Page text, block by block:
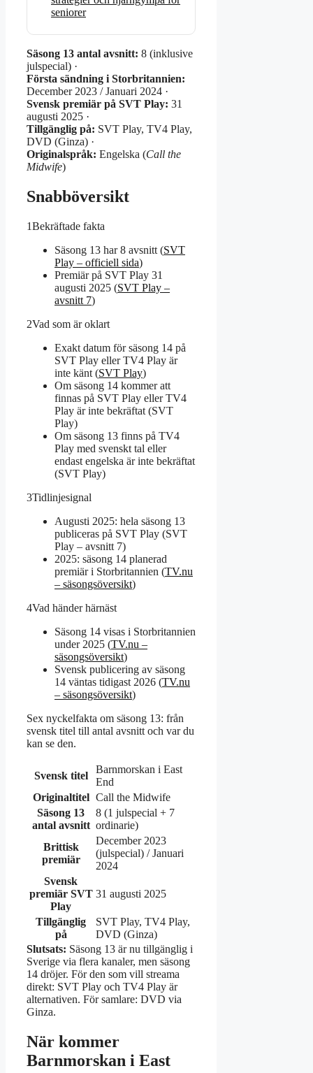
seniorer
Säsong 13 antal avsnitt: 8 (inklusive
julspecial) ·
Första sändning i Storbritannien:
December 2023 / Januari 2024 ·
Svensk premiär på SVT Play: 31
augusti 2025 ·
Tillgänglig på: SVT Play, TV4 Play,
DVD (Ginza) ·
Originalspråk: Engelska (Call the
Midwife)
Snabböversikt
1Bekräftade fakta
Säsong 13 har 8 avsnitt (SVT
Play – officiell sida)
Premiär på SVT Play 31
augusti 2025 (SVT Play –
avsnitt 7)
2Vad som är oklart
Exakt datum för säsong 14 på
SVT Play eller TV4 Play är
inte känt (SVT Play)
Om säsong 14 kommer att
finnas på SVT Play eller TV4
Play är inte bekräftat (SVT
Play)
Om säsong 13 finns på TV4
Play med svenskt tal eller
endast engelska är inte bekräftat
(SVT Play)
3Tidlinjesignal
Augusti 2025: hela säsong 13
publiceras på SVT Play (SVT
Play – avsnitt 7)
2025: säsong 14 planerad
premiär i Storbritannien (TV.nu
– säsongsöversikt)
4Vad händer härnäst
Säsong 14 visas i Storbritannien
under 2025 (TV.nu –
säsongsöversikt)
Svensk publicering av säsong
14 väntas tidigast 2026 (TV.nu
– säsongsöversikt)
Sex nyckelfakta om säsong 13: från
svensk titel till antal avsnitt och var du
kan se den.
Svensk titel
Barnmorskan i East
End
Originaltitel Call the Midwife
Säsong 13
antal avsnitt
8 (1 julspecial + 7
ordinarie)
Brittisk
premiär
December 2023
(julspecial) / Januari
2024
Svensk
premiär SVT
Play
31 augusti 2025
Tillgänglig
på
SVT Play, TV4 Play,
DVD (Ginza)
Slutsats: Säsong 13 är nu tillgänglig i
Sverige via flera kanaler, men säsong
14 dröjer. För den som vill streama
direkt: SVT Play och TV4 Play är
alternativen. För samlare: DVD via
Ginza.
När kommer
Barnmorskan i East